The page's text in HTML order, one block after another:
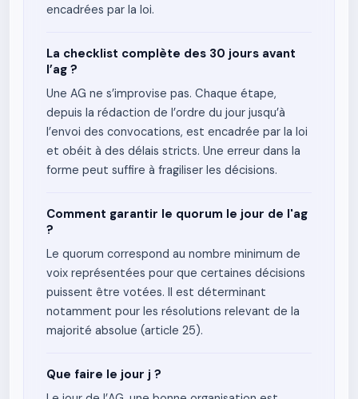
encadrées par la loi.
La checklist complète des 30 jours avant
l’ag ?
Une AG ne s’improvise pas. Chaque étape,
depuis la rédaction de l’ordre du jour jusqu’à
l’envoi des convocations, est encadrée par la loi
et obéit à des délais stricts. Une erreur dans la
forme peut suffire à fragiliser les décisions.
Comment garantir le quorum le jour de l'ag
?
Le quorum correspond au nombre minimum de
voix représentées pour que certaines décisions
puissent être votées. Il est déterminant
notamment pour les résolutions relevant de la
majorité absolue (article 25).
Que faire le jour j ?